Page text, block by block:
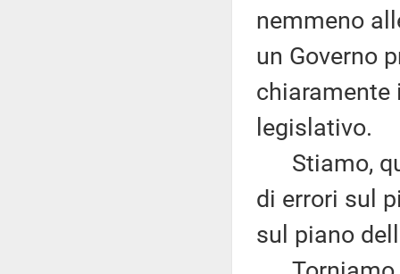
nemmeno
un Governo
chiaramente
legislativo.
Stiamo,
di errori sul
sul piano